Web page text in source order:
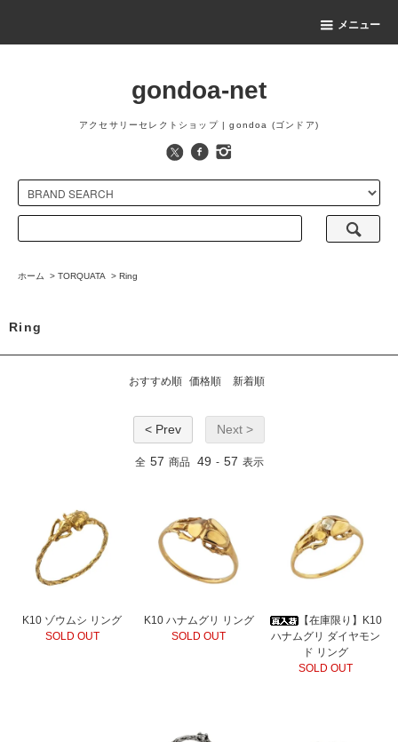
メニュー
gondoa-net
アクセサリーセレクトショップ | gondoa (ゴンドア)
ホーム > TORQUATA > Ring
Ring
おすすめ順 価格順 新着順
< Prev Next >
全 57 商品 49 - 57 表示
K10 ゾウムシ リング
SOLD OUT
K10 ハナムグリ リング
SOLD OUT
【在庫限り】K10
ハナムグリ ダイヤモン
ド リング
SOLD OUT